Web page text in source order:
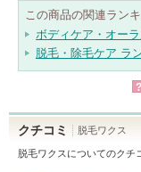
この商品の関連ラン
ボディケア・オー
脱毛・除毛ケア ラ
?
クチコミ 脱毛ワクス
脱毛ワクス についてのクチ